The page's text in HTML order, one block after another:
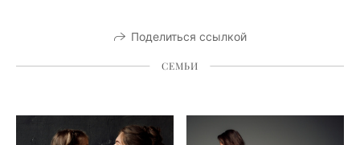
Поделиться ссылкой
СЕМЬИ